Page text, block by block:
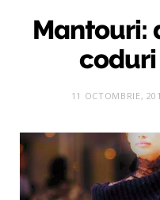
Mantouri:
11 OCTOMBRIE,